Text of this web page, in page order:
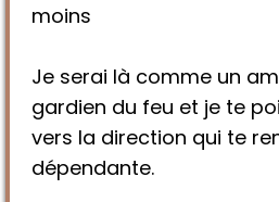
moins
Je serai là comme un
gardien du feu et je te
vers la direction qui te
dépendante.